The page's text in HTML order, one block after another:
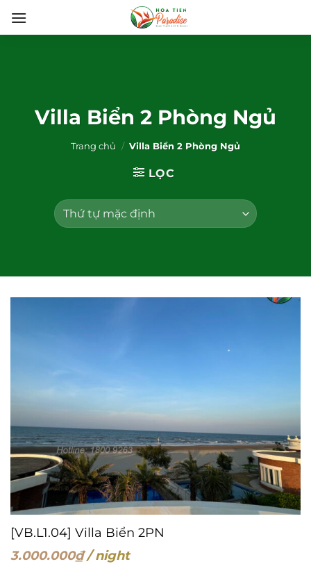
qua
Villa Biển 2 Phòng Ngủ
Trang chủ / Villa Biển 2 Phòng Ngủ
LỌC
[VB.L1.04] Villa Biển 2PN
3.000.000₫/ night